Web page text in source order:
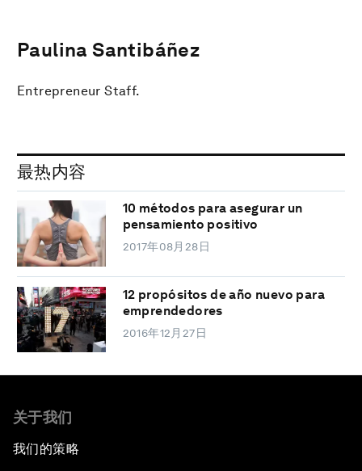
Paulina Santibáñez
Entrepreneur Staff.
最热内容
10 métodos para asegurar un
pensamiento positivo
2017年08月28日
12 propósitos de año nuevo para
emprendedores
2016年12月27日
关于我们
我们的策略